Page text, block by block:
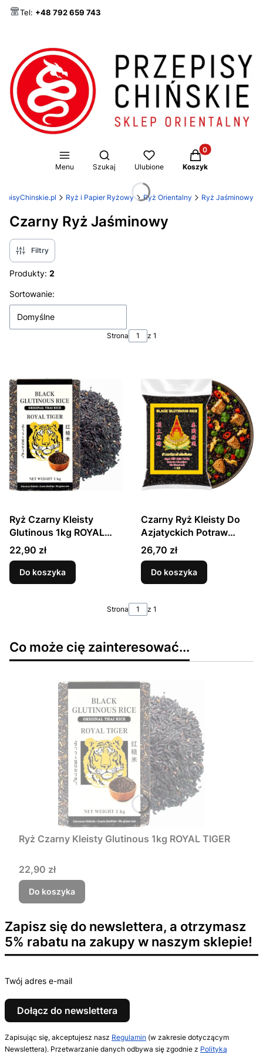
Tel: +48 792 659 743
Menu
Otwórz wyszukiwarkę
Szukaj Ulubione
Produkty w
Koszyk
Ryż i Papier Ryżowy Ryż Orientalny Ryż Jaśminowy
Czarny Ryż Jaśminowy
Filtry
Produkty: 2
Lista produktów
Sortowanie:
Domyślne
Strona z 1
Ryż Czarny Kleisty
Glutinous 1kg ROYAL
TIGER
Cena
22,90 zł
Do koszyka
Czarny Ryż Kleisty Do
Azjatyckich Potraw
Black Glutinous Rice 1kg
1000g ROYAL THAI RICE
Cena
26,70 zł
Do koszyka
Strona z 1
Co może cię zainteresować...
Ryż Czarny Kleisty Glutinous 1kg ROYAL TIGER
Cena
22,90 zł
Do koszyka
Zapisz się do newslettera, a otrzymasz
5% rabatu na zakupy w naszym sklepie!
Twój adres e-mail
Dołącz do newslettera
Zapisując się, akceptujesz nasz Regulamin (w zakresie dotyczącym
Newslettera). Przetwarzanie danych odbywa się zgodnie z Polityką